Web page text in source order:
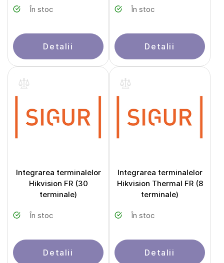
În stoc
Detalii
În stoc
Detalii
Integrarea terminalelor
Hikvision FR (30
terminale)
În stoc
Detalii
Integrarea terminalelor
Hikvision Thermal FR (8
terminale)
În stoc
Detalii